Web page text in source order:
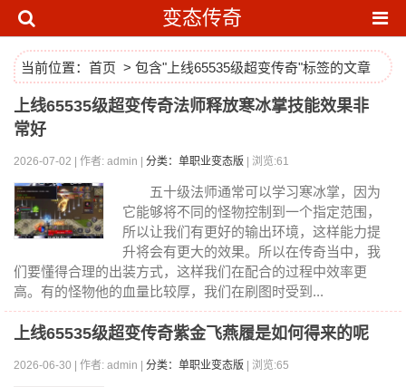
变态传奇
当前位置： 首页 > 包含"上线65535级超变传奇"标签的文章
上线65535级超变传奇法师释放寒冰掌技能效果非
常好
2026-07-02 | 作者: admin | 分类：单职业变态版 | 浏览:61
五十级法师通常可以学习寒冰掌，因为
它能够将不同的怪物控制到一个指定范围，
所以让我们有更好的输出环境，这样能力提
升将会有更大的效果。所以在传奇当中，我
们要懂得合理的出装方式，这样我们在配合的过程中效率更
高。有的怪物他的血量比较厚，我们在刷图时受到...
上线65535级超变传奇紫金飞燕履是如何得来的呢
2026-06-30 | 作者: admin | 分类：单职业变态版 | 浏览:65